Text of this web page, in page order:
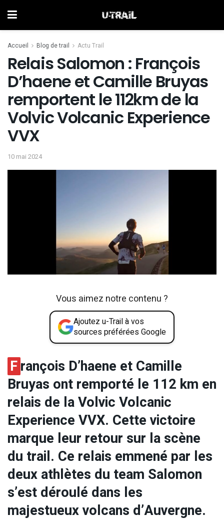
Accueil Blog de trail Actu Trail
Relais Salomon : François
D’haene et Camille Bruyas
remportent le 112km de la
Volvic Volcanic Experience
VVX
10 mai 2024
Vous aimez notre contenu ?
Ajoutez u-Trail à vos
sources préférées Google
François D’haene et Camille
Bruyas ont remporté le 112 km en
relais de la Volvic Volcanic
Experience VVX. Cette victoire
marque leur retour sur la scène
du trail. Ce relais emmené par les
deux athlètes du team Salomon
s’est déroulé dans les
majestueux volcans d’Auvergne.